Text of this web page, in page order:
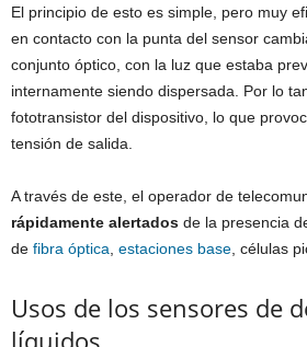
El principio de esto es simple, pero muy
en contacto con la punta del sensor
conjunto óptico, con la luz que estaba
internamente siendo dispersada. Por lo
fototransistor del dispositivo, lo que
tensión de salida.
A través de este, el operador de
rápidamente alertados de la presencia
de fibra óptica estaciones base , células
Usos de los sensores de
líquidos